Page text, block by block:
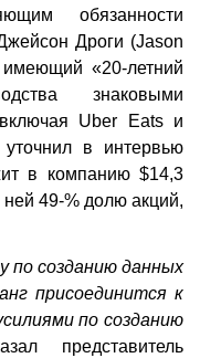
обязанности
Дроги (Jason
имеющий «20-летний
знаковыми
Uber Eats и
в интервью
в компанию $14,3
ней 49-% долю акций,
по созданию данных
присоединится к
по созданию
представитель